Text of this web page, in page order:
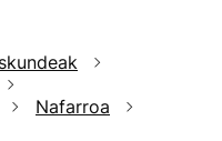
Nafarroa